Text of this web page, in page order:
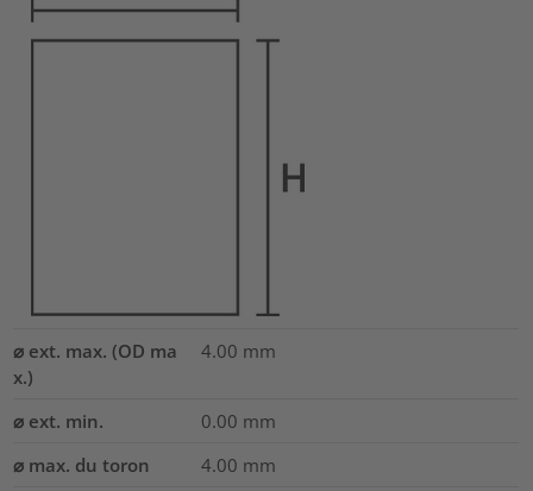
⌀ ext. max. (OD ma
x.)
4.00 mm
⌀ ext. min. 0.00 mm
⌀ max. du toron
4.00 mm